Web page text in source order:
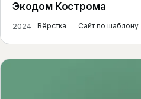
Экодом Кострома
2024 Вёрстка Сайт по шаблону